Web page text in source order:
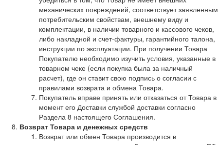
механических повреждений, соответствует заявленным
потребительским свойствам, внешнему виду и
комплектации, в наличии товарного и кассового чеков,
либо накладной и счет-фактуры, гарантийного талона,
инструкции по эксплуатации. При получении Товара
Покупателю необходимо изучить условия, указанные в
товарном чеке (если покупка была за наличный
расчет), где он ставит свою подпись о согласии с
правилами возврата и обмена Товара.
Покупатель вправе принять или отказаться от Товара в
момент его Доставки службой доставки согласно
Раздела 8 настоящего Соглашения.
Возврат Товара и денежных средств
Возврат или обмен Товара производится в